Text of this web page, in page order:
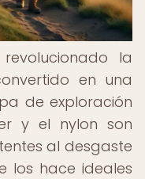
la
en una
de exploración
y el nylon son
al desgaste
los hace ideales